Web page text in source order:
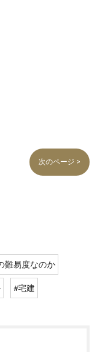
次のページ >
難易度なのか
#宅建